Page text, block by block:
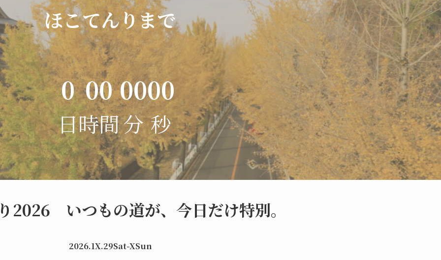
ほこてんりまで
0
日
00
時間
00
分
00
秒
2026 いつもの道が、今日だけ特別。
2026.1X.29Sat-XSun